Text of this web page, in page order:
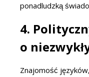
ponadludzką
4.
o
Znajomość